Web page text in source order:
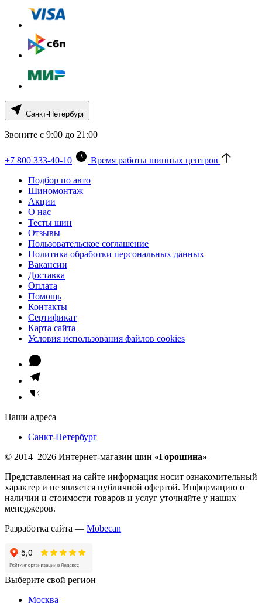
Санкт-Петербург
Звоните с 9:00 до 21:00
+7 800 333-40-10
Время работы шинных центров
Подбор по авто
Шиномонтаж
Акции
О нас
Тесты шин
Отзывы
Пользовательское соглашение
Политика обработки персональных данных
Вакансии
Доставка
Оплата
Помощь
Контакты
Сертификат
Карта сайта
Условия использования файлов cookies
Наши адреса
Санкт-Петербург
© 2014–2026 Интернет-магазин шин «Горошина»
Представленная на сайте информация носит ознакомительный
характер и не является публичной офертой. Информацию о
наличии и стоимости товаров и услуг уточняйте у наших
менеджеров.
Разработка сайта — Mobecan
Выберите свой регион
Москва